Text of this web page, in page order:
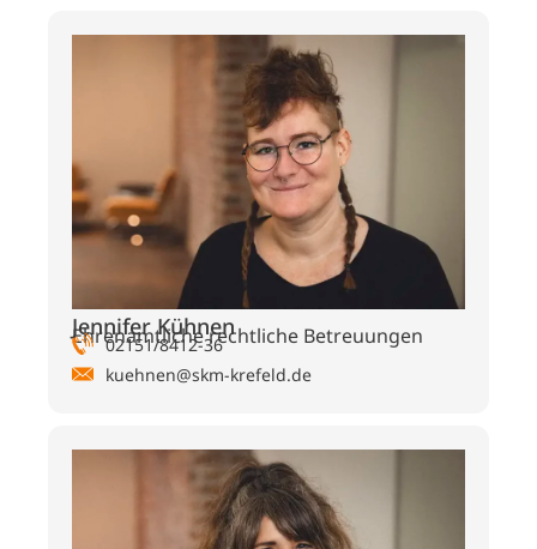
Jennifer Kühnen
Ehrenamtliche rechtliche Betreuungen
02151/8412-36
kuehnen@skm-krefeld.de